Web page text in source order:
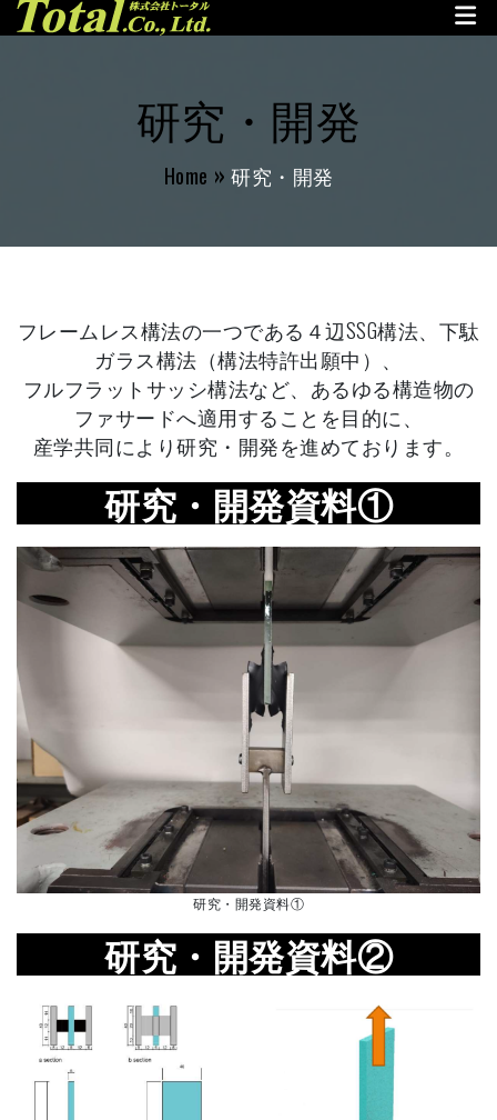
Skip
to株式会社トータル
研究・開発
Home 研究・開発
フレームレス構法の一つである４辺SSG構法、下駄
ガラス構法（構法特許出願中）、
フルフラットサッシ構法など、あるゆる構造物の
ファサードへ適用することを目的に、
産学共同により研究・開発を進めております。
研究・開発資料①
研究・開発資料①
研究・開発資料②